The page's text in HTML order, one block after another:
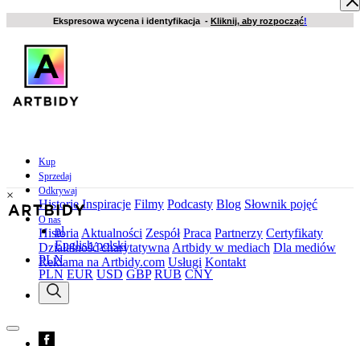
Ekspresowa wycena i identyfikacja - Kliknij, aby rozpocząć!
Kup
Sprzedaj
Odkrywaj
Historie Inspiracje Filmy Podcasty Blog Słownik pojęć
O nas
Historia Aktualności Zespół Praca Partnerzy Certyfikaty
Działalność charytatywna Artbidy w mediach Dla mediów
Reklama na Artbidy.com Usługi Kontakt
×
pl
Englishpolski
PLN
PLN EUR USD GBP RUB CNY